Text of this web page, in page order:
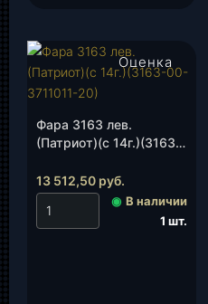
Фара 3163 лев.
(Патриот)(с 14г.)(3163-
20/2308.3775-11), шт.
Оценка
4.50из 5
13 512,50 руб.
◉ В наличии
1 шт.